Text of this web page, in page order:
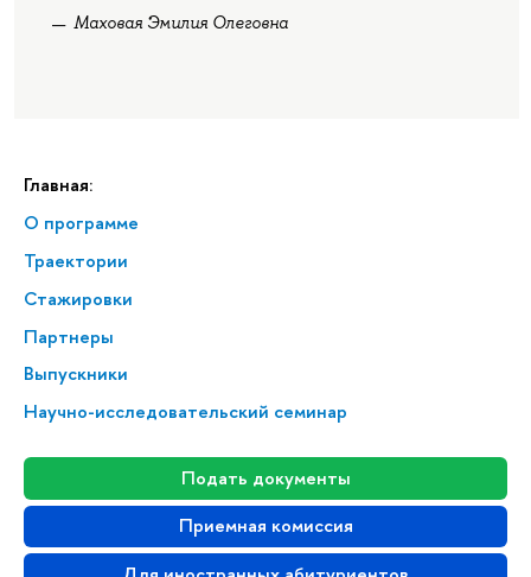
Главная:
О программе
Траектории
Стажировки
Партнеры
Выпускники
Научно-исследовательский семинар
Подать документы
Приемная комиссия
Маховая Эмилия Олеговна